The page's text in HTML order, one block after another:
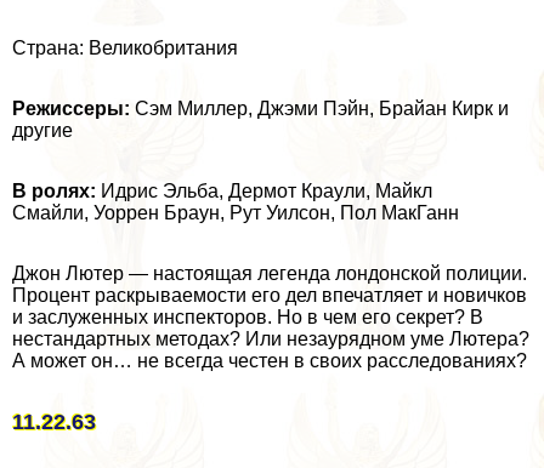
Страна: Великобритания
Режиссеры: Сэм Миллер, Джэми Пэйн, Брайан Кирк и
другие
В ролях: Идрис Эльба, Дермот Краули, Майкл
Смайли, Уоррен Браун, Рут Уилсон, Пол МакГанн
Джон Лютер — настоящая легенда лондонской полиции.
Процент раскрываемости его дел впечатляет и новичков
и заслуженных инспекторов. Но в чем его секрет? В
нестандартных методах? Или незаурядном уме Лютера?
А может он… не всегда честен в своих расследованиях?
11.22.63